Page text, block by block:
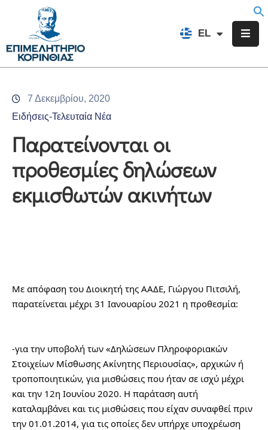
EL
FR
Επιμελητήριο
Υπηρεσίες
Προγράμματα
Εκδηλώσεις
7 Δεκεμβρίου, 2020
Ειδήσεις-Τελευταία Νέα
Παρατείνονται οι
προθεσμίες δηλώσεων
εκμισθωτών ακινήτων
Με απόφαση του Διοικητή της ΑΑΔΕ, Γιώργου Πιτσιλή,
παρατείνεται μέχρι 31 Ιανουαρίου 2021 η προθεσμία:
-για την υποβολή των «Δηλώσεων Πληροφοριακών
Στοιχείων Μίσθωσης Ακίνητης Περιουσίας», αρχικών ή
τροποποιητικών, για μισθώσεις που ήταν σε ισχύ μέχρι
και την 12η Ιουνίου 2020. Η παράταση αυτή
καταλαμβάνει και τις μισθώσεις που είχαν συναφθεί πριν
την 01.01.2014, για τις οποίες δεν υπήρχε υποχρέωση